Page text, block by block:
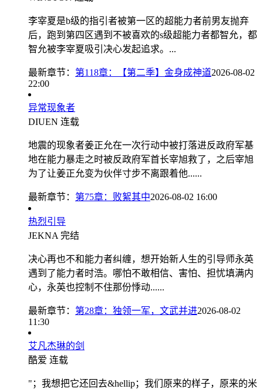
李宰夏是b级的指引者被第一区的超能力者前男友抛弃
后，跑到第四区遇到不被喜欢的s级超能力者都智允，都
智允被李宰夏吸引决心发起追求。...
最新章节： 第118章：【第二季】金身成神道2026-08-02
22:00
异常现象者
DIUEN 连载
地震的现象者姜正允在一次行动中被打落进反政府军基
地在能力暴走之时被反政府军首长宰旭救了，之后宰旭
为了让姜正允变为伙伴寸步不离跟着他......
最新章节： 第75章：败絮其中2026-08-02 16:00
热烈引导
JEKNA 完结
决心再也不和能力者纠缠，想开始新人生的引导师永英
遇到了能力者时浩。哪怕不敢相信、害怕、担忧填满内
心，永英也控制不住那份悸动......
最新章节： 第28章：独领一军，文武并进2026-08-02
11:30
艾凡杰琳的剑
酷爱 连载
"；我想把它还回去&hellip；我们原来的样子，原来的米